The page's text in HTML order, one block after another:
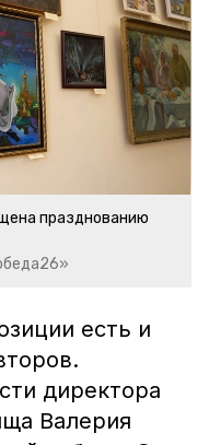
празднованию
есть и
директора
Валерия